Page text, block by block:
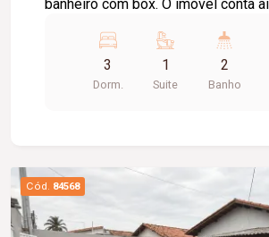
banheiro com box. O imóvel conta
com box, área de serviço e 01
estacionamento. Entre em contato e agende sua
visita. Este pode ser o imóvel ideal
3
Dorm.
1
Suite
2
Banho
Cód. 84568